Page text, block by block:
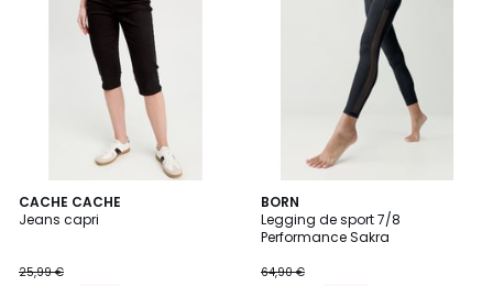
CACHE CACHE
Jeans capri
25,99 €
BORN
Legging de sport 7/8
Performance Sakra
64,90 €
2
Couleurs